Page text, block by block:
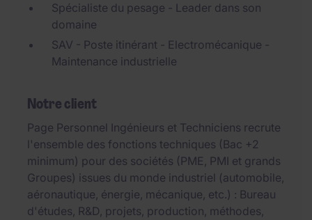
Spécialiste du pesage - Leader dans son
domaine
SAV - Poste itinérant - Electromécanique -
Maintenance industrielle
Notre client
Page Personnel Ingénieurs et Techniciens recrute
l'ensemble des fonctions techniques (Bac +2
minimum) pour des sociétés (PME, PMI et grands
Groupes) issues du monde industriel (automobile,
aéronautique, énergie, mécanique, etc.) : Bureau
d'études, R&D, projets, production, méthodes,